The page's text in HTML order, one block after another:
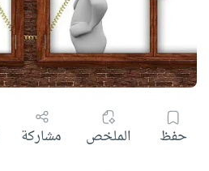
حفظ الملخص مشاركة